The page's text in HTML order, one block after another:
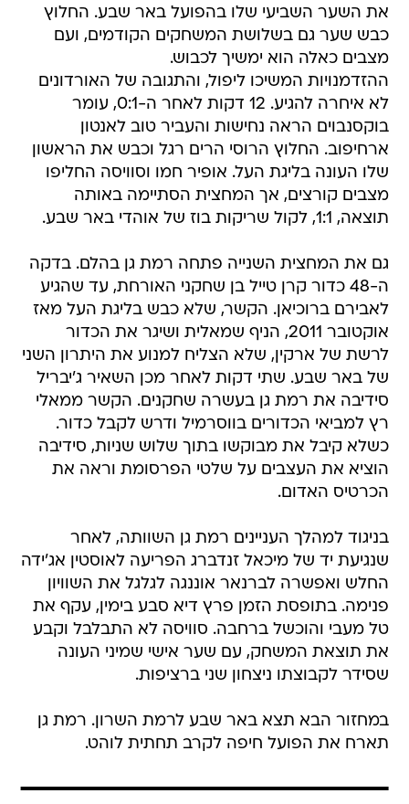
את השער השביעי שלו בהפועל באר שבע. החלוץ
כבש שער גם בשלושת המשחקים הקודמים, ועם
מצבים כאלה הוא ימשיך לכבוש.
ההזדמנויות המשיכו ליפול, והתגובה של האורדונים
לא איחרה להגיע. 12 דקות לאחר ה-0:1, עומר
בוקסנבוים הראה נחישות והעביר טוב לאנטון
ארחיפוב. החלוץ הרוסי הרים רגל וכבש את הראשון
שלו העונה בליגת העל. אופיר חמו וסוויסה החליפו
מצבים קורצים, אך המחצית הסתיימה באותה
תוצאה, 1:1, לקול שריקות בוז של אוהדי באר שבע.
גם את המחצית השנייה פתחה רמת גן בהלם. בדקה
ה-48 כדור קרן טייל בן שחקני האורחת, עד שהגיע
לאבירם ברוכיאן. הקשר, שלא כבש בליגת העל מאז
אוקטובר 2011, הניף שמאלית ושיגר את הכדור
לרשת של ארקין, שלא הצליח למנוע את היתרון השני
של באר שבע. שתי דקות לאחר מכן השאיר ג'יבריל
סידיבה את רמת גן בעשרה שחקנים. הקשר ממאלי
רץ למביאי הכדורים בווסרמיל ודרש לקבל כדור.
כשלא קיבל את מבוקשו בתוך שלוש שניות, סידיבה
הוציא את העצבים על שלטי הפרסומת וראה את
הכרטיס האדום.
בניגוד למהלך העניינים רמת גן השוותה, לאחר
שנגיעת יד של מיכאל זנדברג הפריעה לאוסטין אג'ידה
החלש ואפשרה לברנאר אוננגה לגלגל את השוויון
פנימה. בתופסת הזמן פרץ דיא סבע בימין, עקף את
טל מעבי והוכשל ברחבה. סוויסה לא התבלבל וקבע
את תוצאת המשחק, עם שער אישי שמיני העונה
שסידר לקבוצתו ניצחון שני ברציפות.
במחזור הבא תצא באר שבע לרמת השרון. רמת גן
תארח את הפועל חיפה לקרב תחתית לוהט.